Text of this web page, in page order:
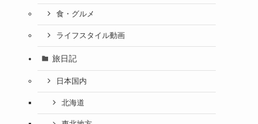
食・グルメ
ライフスタイル動画
旅日記
日本国内
北海道